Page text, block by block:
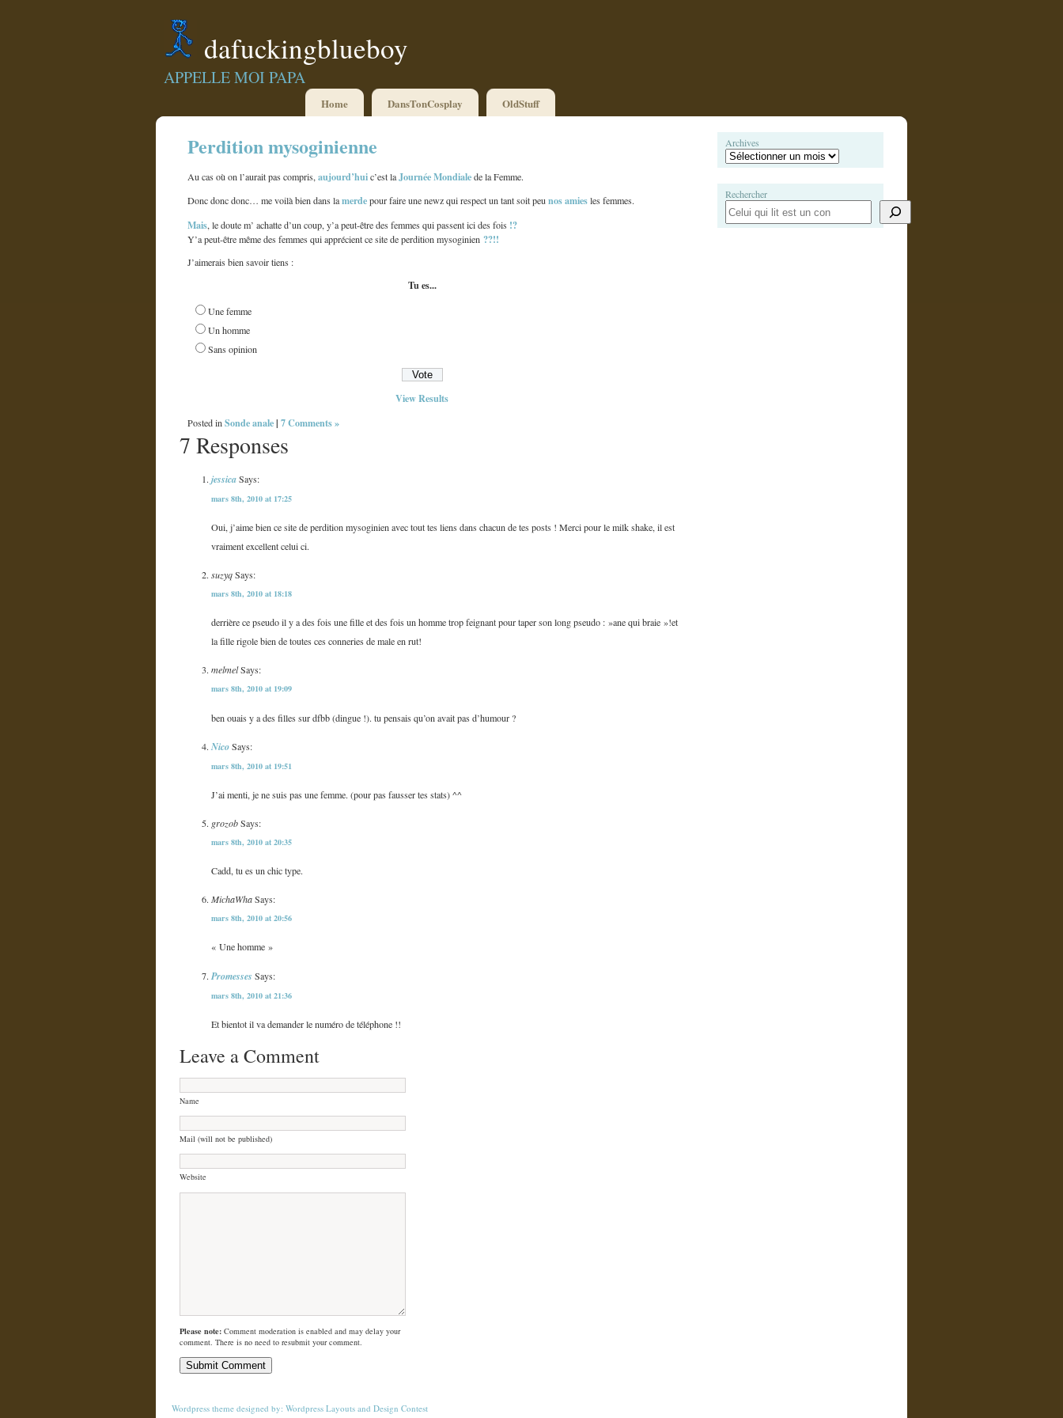
dafuckingblueboy
APPELLE MOI PAPA
Home DansTonCosplay OldStuff
Perdition mysoginienne
Au cas où on l’aurait pas compris,aujourd’huic’est laJournée Mondialede la Femme.
Donc donc donc… me voilà bien dans lamerdepour faire une newz qui respect un tant soit peunos amiesles femmes.
Mais, le doute m’ achatte d’un coup, y’a peut-être des femmes qui passent ici des fois !?
Y’a peut-être même des femmes qui apprécient ce site de perdition mysoginien ??!!
J’aimerais bien savoir tiens :
Tu es...
Une femme
Un homme
Sans opinion
View Results
Posted inSonde anale| 7 Comments »
7 Responses
jessicaSays:
mars 8th, 2010 at 17:25
Oui, j’aime bien ce site de perdition mysoginien avec tout tes liens dans chacun de tes posts ! Merci pour le milk shake, il est
vraiment excellent celui ci.
suzyqSays:
mars 8th, 2010 at 18:18
derrière ce pseudo il y a des fois une fille et des fois un homme trop feignant pour taper son long pseudo : »ane qui braie »!et
la fille rigole bien de toutes ces conneries de male en rut!
melmelSays:
mars 8th, 2010 at 19:09
ben ouais y a des filles sur dfbb (dingue !). tu pensais qu’on avait pas d’humour ?
NicoSays:
mars 8th, 2010 at 19:51
J’ai menti, je ne suis pas une femme. (pour pas fausser tes stats) ^^
grozobSays:
mars 8th, 2010 at 20:35
Cadd, tu es un chic type.
MichaWhaSays:
mars 8th, 2010 at 20:56
« Une homme »
Promesses Says:
mars 8th, 2010 at 21:36
Et bientot il va demander le numéro de téléphone !!
Leave a Comment
Name
Mail (will not be published)
Website
Please note: Comment moderation is enabled and may delay your
comment. There is no need to resubmit your comment.
Archives
Rechercher
Wordpress theme designed by: Wordpress Layouts and Design Contest